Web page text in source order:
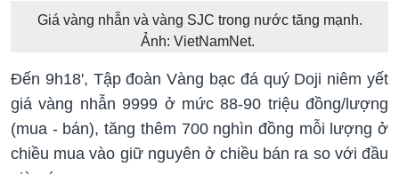
Giá vàng nhẫn và vàng SJC trong nước tăng mạnh.
Ảnh: VietNamNet.
Đến 9h18', Tập đoàn Vàng bạc đá quý Doji niêm yết
giá vàng nhẫn 9999 ở mức 88-90 triệu đồng/lượng
(mua - bán), tăng thêm 700 nghìn đồng mỗi lượng ở
chiều mua vào giữ nguyên ở chiều bán ra so với đầu